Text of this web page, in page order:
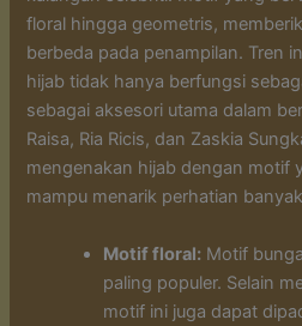
floral hingga geometris,
berbeda pada penampilan. Tren
hijab tidak hanya berfungsi
sebagai aksesori utama dalam
Raisa, Ria Ricis, dan Zaskia
mengenakan hijab dengan motif
mampu menarik perhatian
Motif floral: Motif
paling populer. Selain
motif ini juga dapat